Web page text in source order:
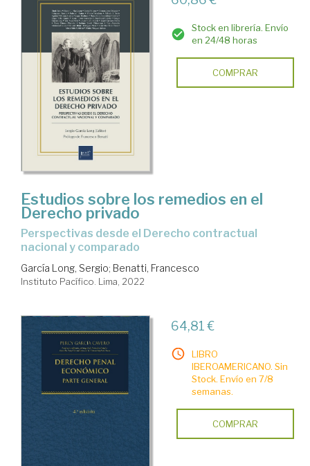
Stock en librería. Envío
en 24/48 horas
COMPRAR
Estudios sobre los remedios en el
Derecho privado
perspectivas desde el Derecho contractual
nacional y comparado
García Long, Sergio; Benatti, Francesco
Instituto Pacífico. Lima, 2022
64,81 €
LIBRO
IBEROAMERICANO. Sin
Stock. Envío en 7/8
semanas.
COMPRAR